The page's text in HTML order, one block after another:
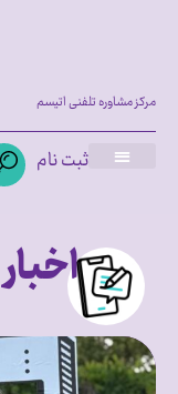
مرکز مشاوره تلفنی اتیسم
ثبت نام
اخبار